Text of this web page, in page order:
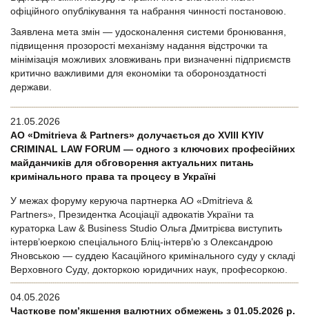
офіційного опублікування та набрання чинності постановою.
Заявлена мета змін — удосконалення системи бронювання,
підвищення прозорості механізму надання відстрочки та
мінімізація можливих зловживань при визначенні підприємств
критично важливими для економіки та обороноздатності
держави.
21.05.2026
АО «Dmitrieva & Partners» долучається до XVIII KYIV
CRIMINAL LAW FORUM — одного з ключових професійних
майданчиків для обговорення актуальних питань
кримінального права та процесу в Україні
У межах форуму керуюча партнерка АО «Dmitrieva &
Partners», Президентка Асоціації адвокатів України та
кураторка Law & Business Studio Ольга Дмитрієва виступить
інтерв’юеркою спеціального Бліц-інтерв’ю з Олександрою
Яновською — суддею Касаційного кримінального суду у складі
Верховного Суду, докторкою юридичних наук, професоркою.
04.05.2026
Часткове пом’якшення валютних обмежень з 01.05.2026 р.